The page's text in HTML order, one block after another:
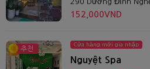
152,000VND
추천
Cửa hàng mới gia nhập
Nguyệt Spa